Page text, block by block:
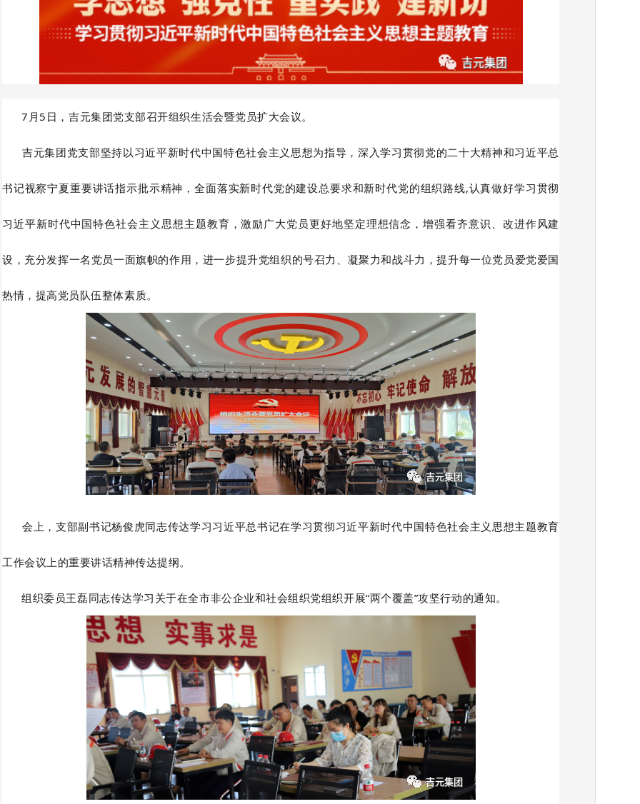
7月5日，吉元集团党支部召开组织生活会暨党员扩大会议。
吉元集团党支部坚持以习近平新时代中国特色社会主义思想为指导，深入学习贯彻党的二十大精神和习近平总
书记视察宁夏重要讲话指示批示精神，全面落实新时代党的建设总要求和新时代党的组织路线,认真做好学习贯彻
习近平新时代中国特色社会主义思想主题教育，激励广大党员更好地坚定理想信念，增强看齐意识、改进作风建
设，充分发挥一名党员一面旗帜的作用，进一步提升党组织的号召力、凝聚力和战斗力，提升每一位党员爱党爱国
热情，提高党员队伍整体素质。
会上，支部副书记杨俊虎同志传达学习习近平总书记在学习贯彻习近平新时代中国特色社会主义思想主题教育
工作会议上的重要讲话精神传达提纲。
组织委员王磊同志传达学习关于在全市非公企业和社会组织党组织开展“两个覆盖”攻坚行动的通知。